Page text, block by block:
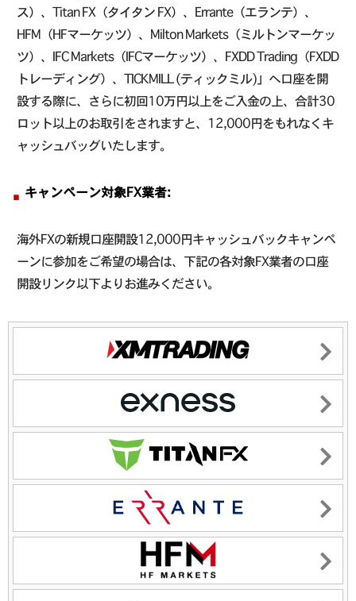
ス）、Titan FX（タイタン FX）、Errante（エランテ）、
HFM（HFマーケッツ）、Milton Markets（ミルトンマーケッ
ツ）、IFC Markets（IFCマーケッツ）、FXDD Trading（FXDD
トレーディング）、TICKMILL (ティックミル)」へ口座を開
設する際に、さらに初回10万円以上をご入金の上、合計30
ロット以上のお取引をされますと、12,000円をもれなくキ
ャッシュバッグいたします。
キャンペーン対象FX業者:
海外FXの新規口座開設12,000円キャッシュバックキャンペ
ーンに参加をご希望の場合は、下記の各対象FX業者の口座
開設リンク以下よりお進みください。